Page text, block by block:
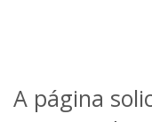
A página